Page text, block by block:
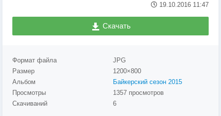
19.10.2016 11:47
Скачать
Формат файла
JPG
Размер
1200×800
Альбом
Байкерский сезон 2015
Просмотры
1357 просмотров
Скачиваний
6